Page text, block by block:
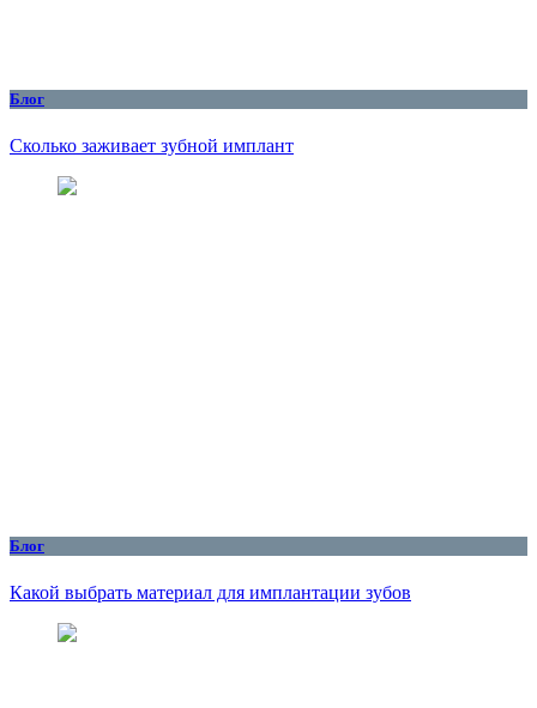
Блог
Сколько заживает зубной имплант
Блог
Какой выбрать материал для имплантации зубов